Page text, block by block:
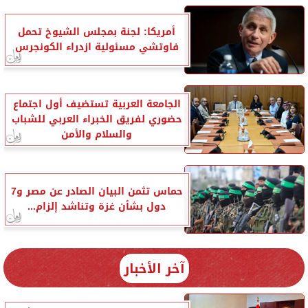
أمريكا: لجنة بمجلس الشيوخ تحمل
فاوتشي مسئولية ازدراء الكونجرس
الجامعة العربية تستضيف أول اجتماع
حضوري لفريق الخبراء العربي للشباب
والسلام والأمن
حماس تثمن البيان الصادر عن مصر و7
دول بشأن غزة وتناشد إلزام...
آخر الأخبار